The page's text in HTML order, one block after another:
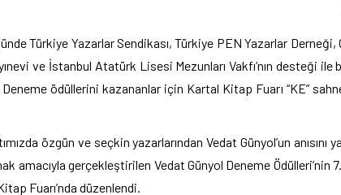
Türkiye Yazarlar Sendikası, Türkiye PEN Yazarlar Derneği,
ve İstanbul Atatürk Lisesi Mezunları Vakfı’nın desteği ile
ödüllerini kazananlar için Kartal Kitap Fuarı “KE”
özgün ve seçkin yazarlarından Vedat Günyol’un anısını
amacıyla gerçekleştirilen Vedat Günyol Deneme Ödülleri’nin
Fuarı’nda düzenlendi.